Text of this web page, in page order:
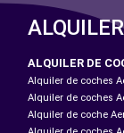
ALQUILER DE
Alquiler de coches
Alquiler de coches
Alquiler de coche